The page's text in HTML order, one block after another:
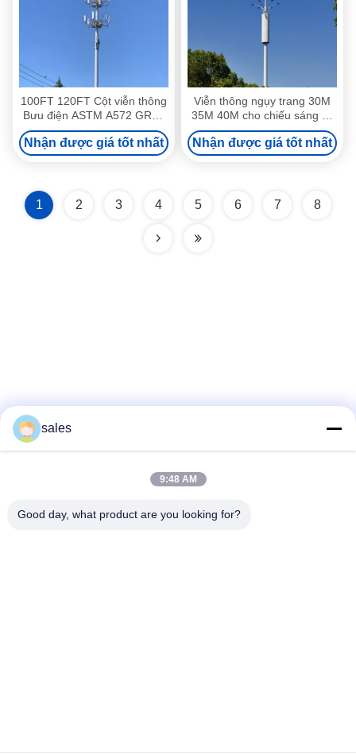
100FT 120FT Cột viễn thông
Bưu điện ASTM A572 GR65
Thép
Nhận được giá tốt nhất
Viễn thông ngụy trang 30M
35M 40M cho chiếu sáng và
không dây
Nhận được giá tốt nhất
1 2 3 4 5 6 7 8
sales
9:48 AM
Good day, what product are you looking for?